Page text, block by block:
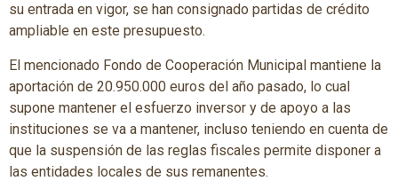
su entrada en vigor, se han consignado partidas de crédito
ampliable en este presupuesto.
El mencionado Fondo de Cooperación Municipal mantiene la
aportación de 20.950.000 euros del año pasado, lo cual
supone mantener el esfuerzo inversor y de apoyo a las
instituciones se va a mantener, incluso teniendo en cuenta de
que la suspensión de las reglas fiscales permite disponer a
las entidades locales de sus remanentes.